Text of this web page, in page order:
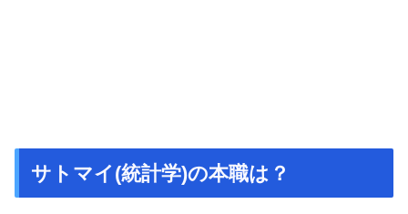
サトマイ(統計学)の本職は？